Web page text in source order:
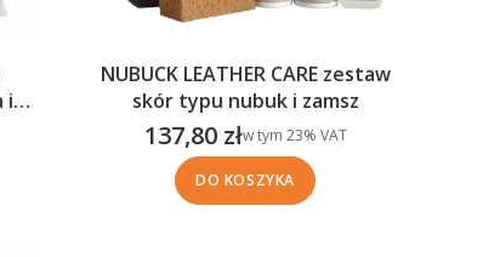
NUBUCK LEATHER CARE zestaw
skór typu nubuk i zamsz
Cena brutto
137,80 złw tym %s VAT
w tym 23% VAT
DO KOSZYKA